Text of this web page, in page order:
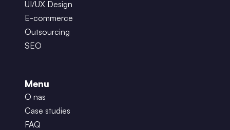
UI/UX Design
E-commerce
Outsourcing
SEO
Menu
O nas
Case studies
FAQ